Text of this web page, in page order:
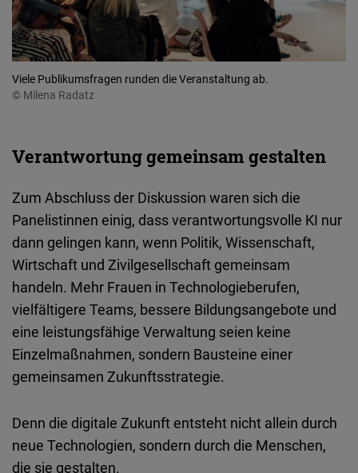
Viele Publikumsfragen runden die Veranstaltung ab.
© Milena Radatz
Verantwortung gemeinsam gestalten
Zum Abschluss der Diskussion waren sich die
Panelistinnen einig, dass verantwortungsvolle KI nur
dann gelingen kann, wenn Politik, Wissenschaft,
Wirtschaft und Zivilgesellschaft gemeinsam
handeln. Mehr Frauen in Technologieberufen,
vielfältigere Teams, bessere Bildungsangebote und
eine leistungsfähige Verwaltung seien keine
Einzelmaßnahmen, sondern Bausteine einer
gemeinsamen Zukunftsstrategie.
Denn die digitale Zukunft entsteht nicht allein durch
neue Technologien, sondern durch die Menschen,
die sie gestalten.